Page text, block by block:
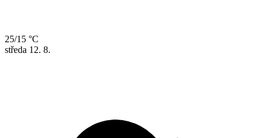
25/15 °C
středa 12. 8.